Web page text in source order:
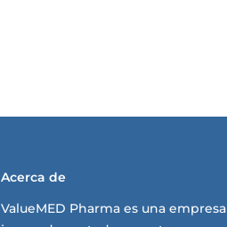
Acerca de
ValueMED Pharma es una empresa